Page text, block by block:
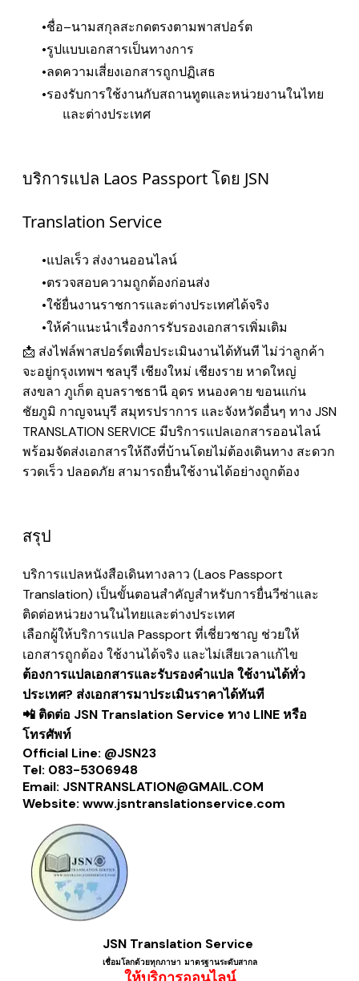
ชื่อ–นามสกุลสะกดตรงตามพาสปอร์ต
รูปแบบเอกสารเป็นทางการ
ลดความเสี่ยงเอกสารถูกปฏิเสธ
รองรับการใช้งานกับสถานทูตและหน่วยงานในไทย
และต่างประเทศ
บริการแปล Laos Passport โดย JSN
Translation Service
แปลเร็ว ส่งงานออนไลน์
ตรวจสอบความถูกต้องก่อนส่ง
ใช้ยื่นงานราชการและต่างประเทศได้จริง
ให้คำแนะนำเรื่องการรับรองเอกสารเพิ่มเติม
📩 ส่งไฟล์พาสปอร์ตเพื่อประเมินงานได้ทันที ไม่ว่าลูกค้า
จะอยู่กรุงเทพฯ ชลบุรี เชียงใหม่ เชียงราย หาดใหญ่
สงขลา ภูเก็ต อุบลราชธานี อุดร หนองคาย ขอนแก่น
ชัยภูมิ กาญจนบุรี สมุทรปราการ และจังหวัดอื่นๆ ทาง JSN
TRANSLATION SERVICE มีบริการแปลเอกสารออนไลน์
พร้อมจัดส่งเอกสารให้ถึงที่บ้านโดยไม่ต้องเดินทาง สะดวก
รวดเร็ว ปลอดภัย สามารถยื่นใช้งานได้อย่างถูกต้อง
สรุป
บริการแปลหนังสือเดินทางลาว (Laos Passport
Translation) เป็นขั้นตอนสำคัญสำหรับการยื่นวีซ่าและ
ติดต่อหน่วยงานในไทยและต่างประเทศ
เลือกผู้ให้บริการแปล Passport ที่เชี่ยวชาญ ช่วยให้
เอกสารถูกต้อง ใช้งานได้จริง และไม่เสียเวลาแก้ไข
ต้องการแปลเอกสารและรับรองคำแปลใช้งานได้ทั่ว
ประเทศ? ส่งเอกสารมาประเมินราคาได้ทันที
📲 ติดต่อ JSN Translation Service ทาง LINE หรือ
โทรศัพท์
Official Line: @JSN23
Tel: 083-5306948
Email: JSNTRANSLATION@GMAIL.COM
Website: www.jsntranslationservice.com
JSN Translation Service
เชื่อมโลกด้วยทุกภาษา ​มาตรฐานระดับสากล